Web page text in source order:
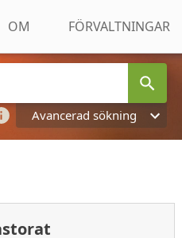
OM FÖRVALTNINGAR
Avancerad sökning